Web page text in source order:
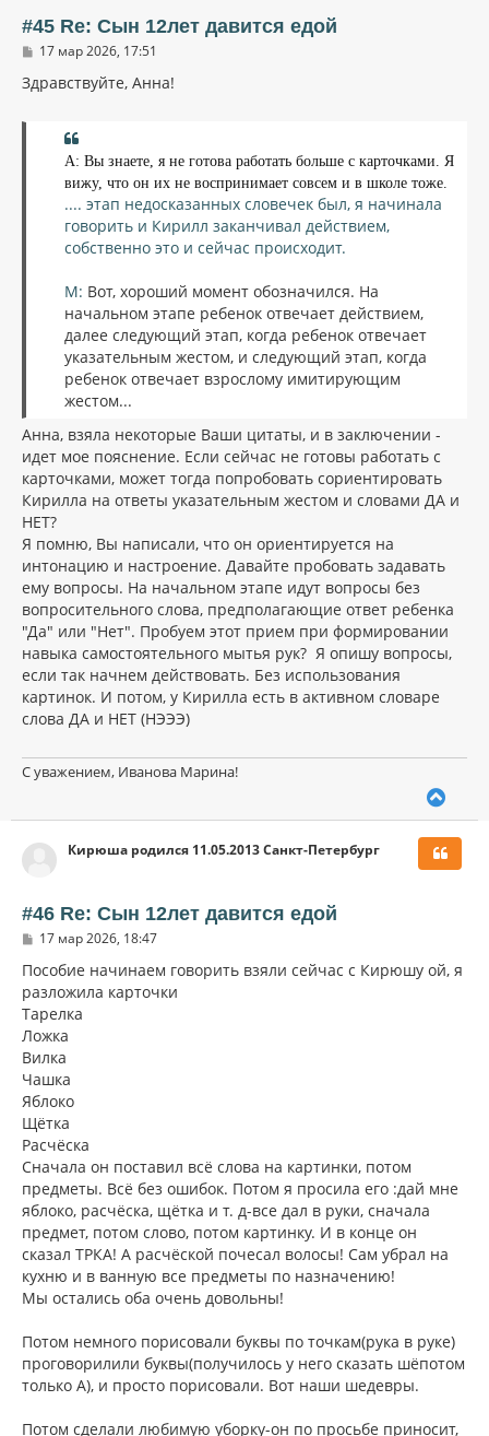
л
#45 Re: Сын 12лет давится едой
С
о
б
17 мар 2026, 17:51
Здравствуйте, Анна!
А: Вы знаете, я не готова работать больше с карточками. Я
вижу, что он их не воспринимает совсем и в школе тоже.
.... этап недосказанных словечек был, я начинала
говорить и Кирилл заканчивал действием,
собственно это и сейчас происходит.
М: Вот, хороший момент обозначился. На
начальном этапе ребенок отвечает действием,
далее следующий этап, когда ребенок отвечает
указательным жестом, и следующий этап, когда
ребенок отвечает взрослому имитирующим
жестом...
Анна, взяла некоторые Ваши цитаты, и в заключении -
идет мое пояснение. Если сейчас не готовы работать с
карточками, может тогда попробовать сориентировать
Кирилла на ответы указательным жестом и словами ДА и
НЕТ?
Я помню, Вы написали, что он ориентируется на
интонацию и настроение. Давайте пробовать задавать
ему вопросы. На начальном этапе идут вопросы без
вопросительного слова, предполагающие ответ ребенка
"Да" или "Нет". Пробуем этот прием при формировании
навыка самостоятельного мытья рук? Я опишу вопросы,
если так начнем действовать. Без использования
картинок. И потом, у Кирилла есть в активном словаре
слова ДА и НЕТ (НЭЭЭ)
С уважением, Иванова Марина!
у
н
Кирюша родился 11.05.2013 Санкт-Петербург
#46 Re: Сын 12лет давится едой
С
о
щ
е
н
и
е
17 мар 2026, 18:47
Пособие начинаем говорить взяли сейчас с Кирюшу ой, я
разложила карточки
Тарелка
Ложка
Вилка
Чашка
Яблоко
Щётка
Расчёска
Сначала он поставил всё слова на картинки, потом
предметы. Всё без ошибок. Потом я просила его :дай мне
яблоко, расчёска, щётка и т. д-все дал в руки, сначала
предмет, потом слово, потом картинку. И в конце он
сказал ТРКА! А расчёской почесал волосы! Сам убрал на
кухню и в ванную все предметы по назначению!
Мы остались оба очень довольны!
Потом немного порисовали буквы по точкам(рука в руке)
проговорилили буквы(получилось у него сказать шёпотом
только А), и просто порисовали. Вот наши шедевры.
Потом сделали любимую уборку-он по просьбе приносит,